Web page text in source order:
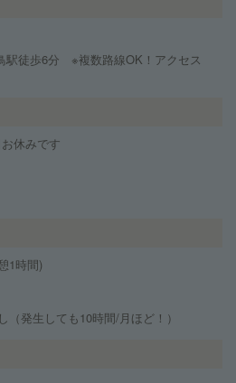
駅徒歩6分 ※複数路線OK！アクセス
休みです
1時間)
発生しても10時間/月ほど！）